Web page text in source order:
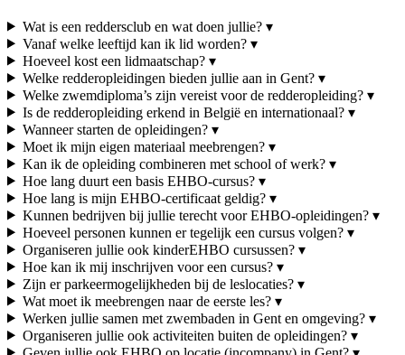
Wat is een reddersclub en wat doen jullie? ▾
Vanaf welke leeftijd kan ik lid worden? ▾
Hoeveel kost een lidmaatschap? ▾
Welke redderopleidingen bieden jullie aan in Gent? ▾
Welke zwemdiploma’s zijn vereist voor de redderopleiding? ▾
Is de redderopleiding erkend in België en internationaal? ▾
Wanneer starten de opleidingen? ▾
Moet ik mijn eigen materiaal meebrengen? ▾
Kan ik de opleiding combineren met school of werk? ▾
Hoe lang duurt een basis EHBO-cursus? ▾
Hoe lang is mijn EHBO-certificaat geldig? ▾
Kunnen bedrijven bij jullie terecht voor EHBO-opleidingen? ▾
Hoeveel personen kunnen er tegelijk een cursus volgen? ▾
Organiseren jullie ook kinderEHBO cursussen? ▾
Hoe kan ik mij inschrijven voor een cursus? ▾
Zijn er parkeermogelijkheden bij de leslocaties? ▾
Wat moet ik meebrengen naar de eerste les? ▾
Werken jullie samen met zwembaden in Gent en omgeving? ▾
Organiseren jullie ook activiteiten buiten de opleidingen? ▾